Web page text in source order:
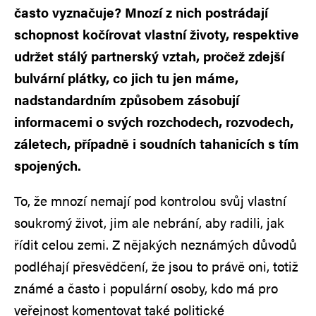
často vyznačuje? Mnozí z nich postrádají
schopnost kočírovat vlastní životy, respektive
udržet stálý partnerský vztah, pročež zdejší
bulvární plátky, co jich tu jen máme,
nadstandardním způsobem zásobují
informacemi o svých rozchodech, rozvodech,
záletech, případně i soudních tahanicích s tím
spojených.
To, že mnozí nemají pod kontrolou svůj vlastní
soukromý život, jim ale nebrání, aby radili, jak
řídit celou zemi. Z nějakých neznámých důvodů
podléhají přesvědčení, že jsou to právě oni, totiž
známé a často i populární osoby, kdo má pro
veřejnost komentovat také politické